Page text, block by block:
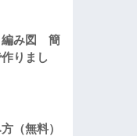
編み図 簡
りまし
（無料）